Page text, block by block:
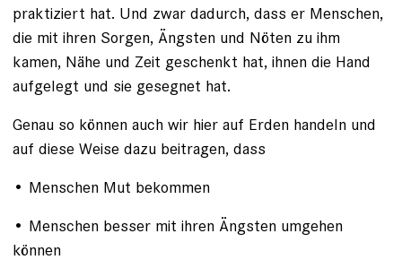
praktiziert hat. Und zwar dadurch, dass er Menschen,
die mit ihren Sorgen, Ängsten und Nöten zu ihm
kamen, Nähe und Zeit geschenkt hat, ihnen die Hand
aufgelegt und sie gesegnet hat.
Genau so können auch wir hier auf Erden handeln und
auf diese Weise dazu beitragen, dass
• Menschen Mut bekommen
• Menschen besser mit ihren Ängsten umgehen
können